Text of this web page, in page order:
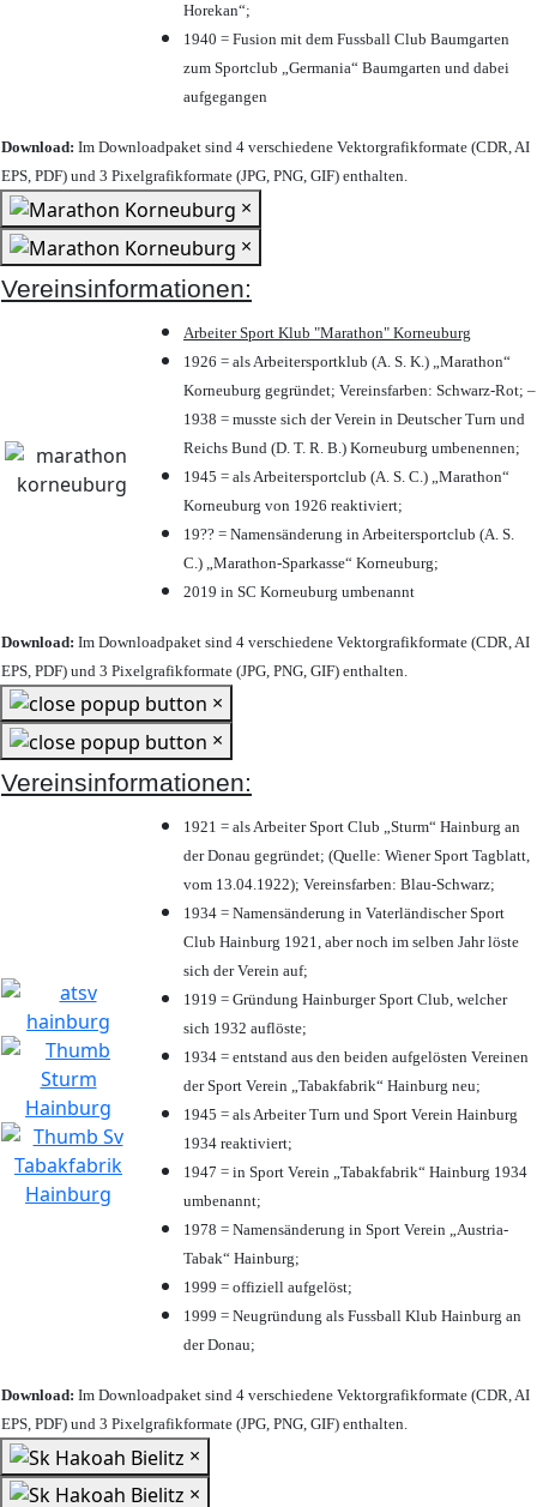
Horekan“;
1940 = Fusion mit dem Fussball Club Baumgarten
zum Sportclub „Germania“ Baumgarten und dabei
aufgegangen
Download: Im Downloadpaket sind 4 verschiedene Vektorgrafikformate (CDR, AI
EPS, PDF) und 3 Pixelgrafikformate (JPG, PNG, GIF) enthalten.
×
×
Vereinsinformationen:
Arbeiter Sport Klub "Marathon" Korneuburg
1926 = als Arbeitersportklub (A. S. K.) „Marathon“
Korneuburg gegründet; Vereinsfarben: Schwarz-Rot; –
1938 = musste sich der Verein in Deutscher Turn und
Reichs Bund (D. T. R. B.) Korneuburg umbenennen;
1945 = als Arbeitersportclub (A. S. C.) „Marathon“
Korneuburg von 1926 reaktiviert;
19?? = Namensänderung in Arbeitersportclub (A. S.
C.) „Marathon-Sparkasse“ Korneuburg;
2019 in SC Korneuburg umbenannt
Download: Im Downloadpaket sind 4 verschiedene Vektorgrafikformate (CDR, AI
EPS, PDF) und 3 Pixelgrafikformate (JPG, PNG, GIF) enthalten.
×
×
Vereinsinformationen:
1921 = als Arbeiter Sport Club „Sturm“ Hainburg an
der Donau gegründet; (Quelle: Wiener Sport Tagblatt,
vom 13.04.1922); Vereinsfarben: Blau-Schwarz;
1934 = Namensänderung in Vaterländischer Sport
Club Hainburg 1921, aber noch im selben Jahr löste
sich der Verein auf;
1919 = Gründung Hainburger Sport Club, welcher
sich 1932 auflöste;
1934 = entstand aus den beiden aufgelösten Vereinen
der Sport Verein „Tabakfabrik“ Hainburg neu;
1945 = als Arbeiter Turn und Sport Verein Hainburg
1934 reaktiviert;
1947 = in Sport Verein „Tabakfabrik“ Hainburg 1934
umbenannt;
1978 = Namensänderung in Sport Verein „Austria-
Tabak“ Hainburg;
1999 = offiziell aufgelöst;
1999 = Neugründung als Fussball Klub Hainburg an
der Donau;
Download: Im Downloadpaket sind 4 verschiedene Vektorgrafikformate (CDR, AI
EPS, PDF) und 3 Pixelgrafikformate (JPG, PNG, GIF) enthalten.
×
×